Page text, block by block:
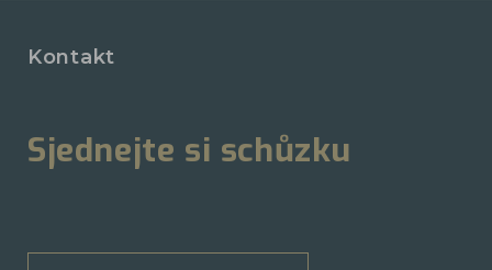
Kontakt
Sjednejte si schůzku